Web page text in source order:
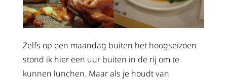
Zelfs op een maandag buiten het hoogseizoen
stond ik hier een uur buiten in de rij om te
kunnen lunchen. Maar als je houdt van